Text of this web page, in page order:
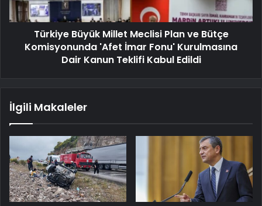
Türkiye Büyük Millet Meclisi Plan ve Bütçe
Komisyonunda 'Afet İmar Fonu' Kurulmasına
Dair Kanun Teklifi Kabul Edildi
İlgili Makaleler